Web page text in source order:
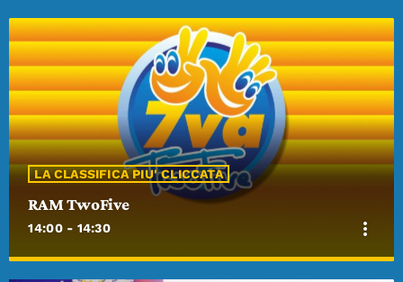
LA CLASSIFICA PIU' CLICCATA
RAM TwoFive
14:00 - 14:30 more_vert